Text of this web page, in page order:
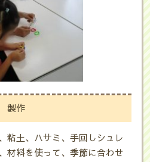
製作
粘土、ハサミ、手回しシュレ
材料を使って、季節に合わせ